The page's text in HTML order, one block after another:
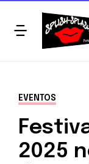
EVENTOS
2025